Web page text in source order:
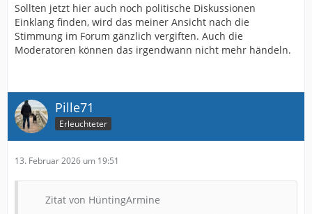
Sollten jetzt hier auch noch politische Diskussionen
Einklang finden, wird das meiner Ansicht nach die
Stimmung im Forum gänzlich vergiften. Auch die
Moderatoren können das irgendwann nicht mehr händeln.
Pille71
Erleuchteter
13. Februar 2026 um 19:51
Zitat von HüntingArmine